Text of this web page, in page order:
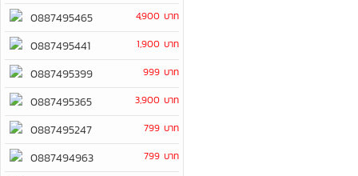
0887495465 4,900 บาท
0887495441 1,900 บาท
0887495399 999 บาท
0887495365 3,900 บาท
0887495247 799 บาท
0887494963 799 บาท